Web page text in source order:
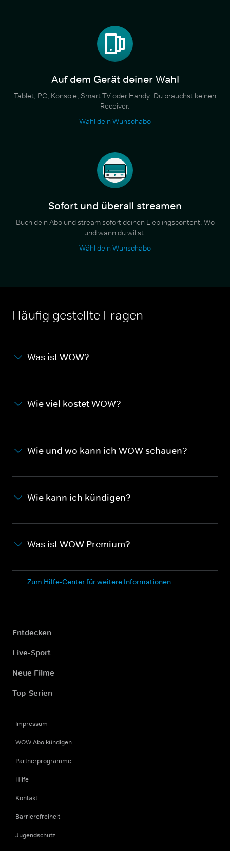
Auf dem Gerät deiner Wahl
Tablet, PC, Konsole, Smart TV oder Handy. Du brauchst keinen
Receiver.
Wähl dein Wunschabo
Sofort und überall streamen
Buch dein Abo und stream sofort deinen Lieblingscontent. Wo
und wann du willst.
Wähl dein Wunschabo
Häufig gestellte Fragen
Was ist WOW?
Wie viel kostet WOW?
Wie und wo kann ich WOW schauen?
Wie kann ich kündigen?
Was ist WOW Premium?
Zum Hilfe-Center für weitere Informationen
Entdecken
Live-Sport
Neue Filme
Top-Serien
Impressum
WOW Abo kündigen
Partnerprogramme
Hilfe
Kontakt
Barrierefreiheit
Jugendschutz